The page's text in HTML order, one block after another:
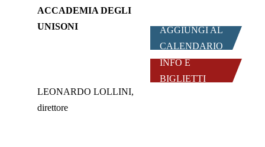
ACCADEMIA DEGLI
UNISONI
LEONARDO LOLLINI,
direttore
AGGIUNGI AL
CALENDARIO
INFO E
BIGLIETTI